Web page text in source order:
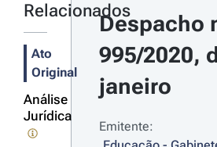
Relacionados
Ato
Original
Análise
Jurídica
Despacho
995/2020,
janeiro
Emitente: